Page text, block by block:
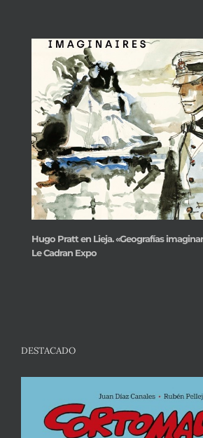
Hugo Pratt en Lieja. «Geografías
Le Cadran Expo
DESTACADO